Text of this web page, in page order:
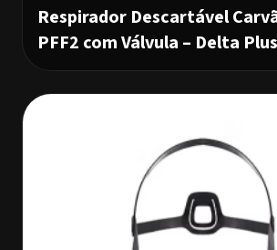
Respirador Descartável
PFF2 com Válvula – Delta Plus